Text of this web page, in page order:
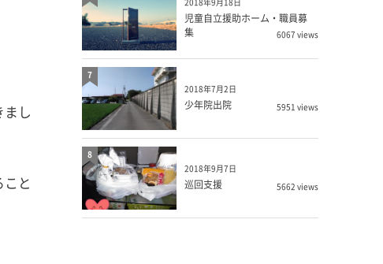
し
と
児童自立援助ホーム・職員募
集
6067 views
2018年7月2日
少年院出院 5951 views
7
2018年9月7日
巡回支援 5662 views
8